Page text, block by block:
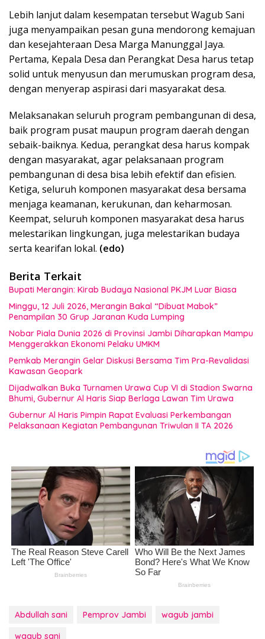
Lebih lanjut dalam kesempatan tersebut Wagub Sani
juga menyampaikan pesan guna mendorong kemajuan
dan kesejahteraan Desa Marga Manunggal Jaya.
Pertama, Kepala Desa dan Perangkat Desa harus tetap
solid untuk menyusun dan merumuskan program desa,
dengan menyerap aspirasi dari masyarakat desa.
Melaksanakan seluruh program pembangunan di desa,
baik program pusat maupun program daerah dengan
sebaik-baiknya. Kedua, perangkat desa harus kompak
dengan masyarakat, agar pelaksanaan program
pembangunan di desa bisa lebih efektif dan efisien.
Ketiga, seluruh komponen masyarakat desa bersama
menjaga keamanan, kerukunan, dan keharmosan.
Keempat, seluruh komponen masyarakat desa harus
melestarikan lingkungan, juga melestarikan budaya
serta kearifan lokal. (edo)
Berita Terkait
Bupati Merangin: Kirab Budaya Nasional PKJM Luar Biasa
Minggu, 12 Juli 2026, Merangin Bakal “Dibuat Mabok”
Penampilan 30 Grup Jaranan Kuda Lumping
Nobar Piala Dunia 2026 di Provinsi Jambi Diharapkan Mampu
Menggerakkan Ekonomi Pelaku UMKM
Pemkab Merangin Gelar Diskusi Bersama Tim Pra-Revalidasi
Kawasan Geopark
Dijadwalkan Buka Turnamen Urawa Cup VI di Stadion Swarna
Bhumi, Gubernur Al Haris Siap Berlaga Lawan Tim Urawa
Gubernur Al Haris Pimpin Rapat Evaluasi Perkembangan
Pelaksanaan Kegiatan Pembangunan Triwulan II TA 2026
Abdullah sani Pemprov Jambi
wagub jambi
wagub sani